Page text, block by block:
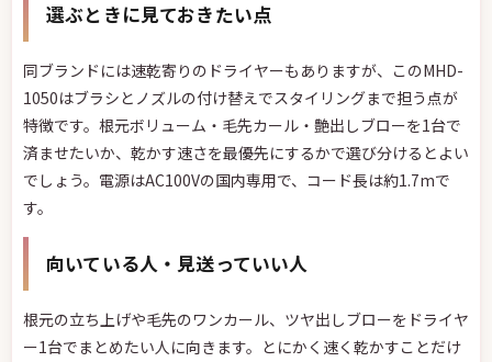
選ぶときに見ておきたい点
同ブランドには速乾寄りのドライヤーもありますが、このMHD-
1050はブラシとノズルの付け替えでスタイリングまで担う点が
特徴です。根元ボリューム・毛先カール・艶出しブローを1台で
済ませたいか、乾かす速さを最優先にするかで選び分けるとよい
でしょう。電源はAC100Vの国内専用で、コード長は約1.7mで
す。
向いている人・見送っていい人
根元の立ち上げや毛先のワンカール、ツヤ出しブローをドライヤ
ー1台でまとめたい人に向きます。とにかく速く乾かすことだけ